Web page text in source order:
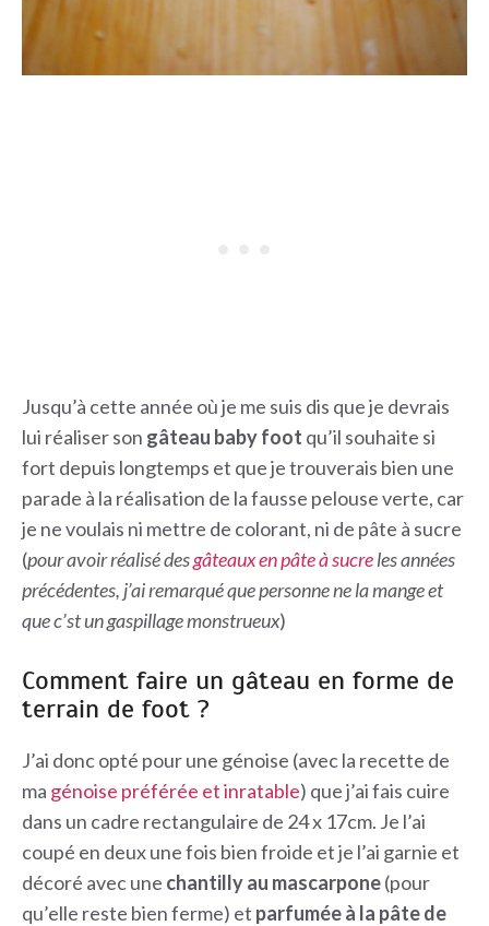
Jusqu’à cette année où je me suis dis que je devrais
lui réaliser son gâteau baby foot qu’il souhaite si
fort depuis longtemps et que je trouverais bien une
parade à la réalisation de la fausse pelouse verte, car
je ne voulais ni mettre de colorant, ni de pâte à sucre
(pour avoir réalisé desgâteaux en pâte à sucreles années
précédentes, j’ai remarqué que personne ne la mange et
que c’st un gaspillage monstrueux)
Comment faire un gâteau en forme de
terrain de foot ?
J’ai donc opté pour une génoise (avec la recette de
ma génoise préférée et inratable) que j’ai fais cuire
dans un cadre rectangulaire de 24 x 17cm. Je l’ai
coupé en deux une fois bien froide et je l’ai garnie et
décoré avec une chantilly au mascarpone(pour
qu’elle reste bien ferme) et parfumée à la pâte de